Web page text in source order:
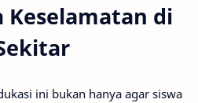
Keselamatan di
ini bukan hanya agar siswa